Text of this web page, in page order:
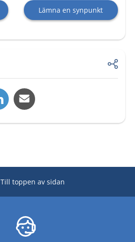
Lämna en synpunkt
Till toppen av sidan